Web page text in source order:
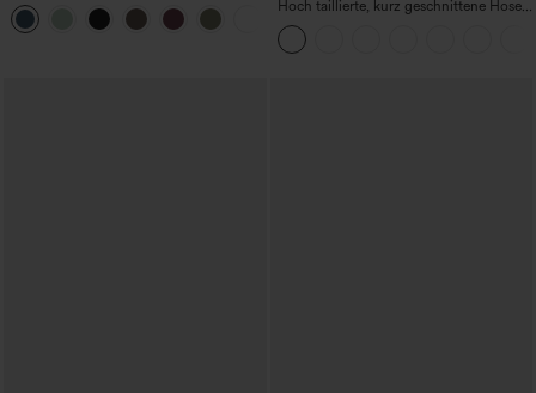
Taschen
Hoch taillierte, kurz geschnittene Hose
mit Reißverschlusstasche in Leinenoptik